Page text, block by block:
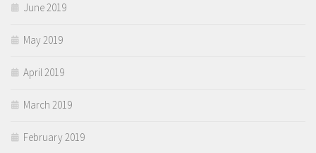
June 2019
May 2019
April 2019
March 2019
February 2019